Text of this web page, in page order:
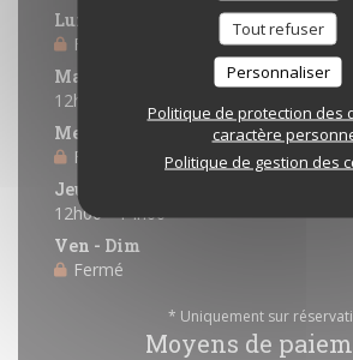
Tout refuser
Personnaliser
Politique de protection des
caractère
Politique de gestion des
Lundi
Fermé
Mardi
12h00 - 14h00 *
Mercredi
Fermé
Jeudi
12h00 - 14h00 *
Ven - Dim
Fermé
* Uniquement sur
Moyens de